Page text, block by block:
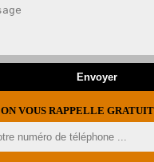
ON VOUS RAPPELLE